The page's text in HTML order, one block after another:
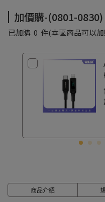
加價購-(0801-
已加購 0 件(本區商品可以
商品介紹